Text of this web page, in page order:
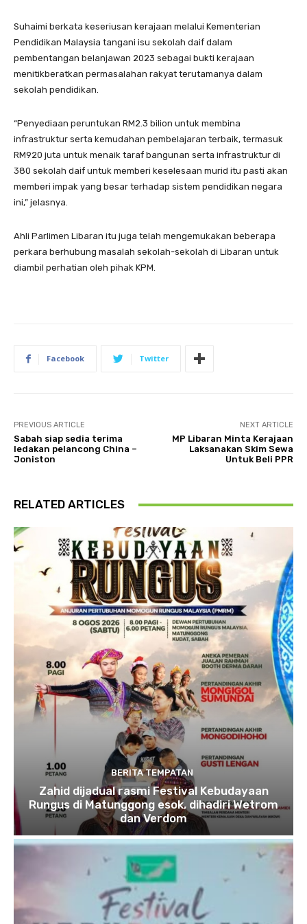
Suhaimi berkata keseriusan kerajaan melalui Kementerian
Pendidikan Malaysia tangani isu sekolah daif dalam
pembentangan belanjawan 2023 sebagai bukti kerajaan
menitikberatkan permasalahan rakyat terutamanya dalam
sekolah pendidikan.
“Penyediaan peruntukan RM2.3 bilion untuk membina
infrastruktur serta kemudahan pembelajaran terbaik, termasuk
RM920 juta untuk menaik taraf bangunan serta infrastruktur di
380 sekolah daif untuk memberi keselesaan murid itu pasti akan
memberi impak yang besar terhadap sistem pendidikan negara
ini,” jelasnya.
Ahli Parlimen Libaran itu juga telah mengemukakan beberapa
perkara berhubung masalah sekolah-sekolah di Libaran untuk
diambil perhatian oleh pihak KPM.
Facebook Twitter
PREVIOUS ARTICLE
Sabah siap sedia terima
ledakan pelancong China –
Joniston
NEXT ARTICLE
MP Libaran Minta Kerajaan
Laksanakan Skim Sewa
Untuk Beli PPR
RELATED ARTICLES
BERITA TEMPATAN
Zahid dijadual rasmi Festival Kebudayaan
Rungus di Matunggong esok, dihadiri Wetrom
dan Verdom